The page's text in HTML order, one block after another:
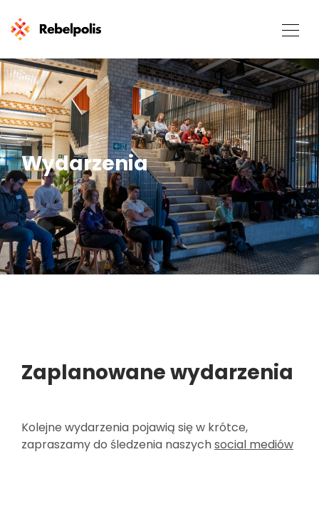
Wydarzenia
Zaplanowane wydarzenia
Kolejne wydarzenia pojawią się w krótce,
zapraszamy do śledzenia naszychsocial mediów